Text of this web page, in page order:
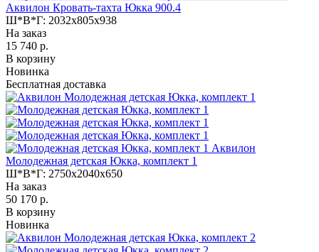
Аквилон Кровать-тахта Юкка 900.4
Ш*В*Г: 2032x805x938
На заказ
15 740 р.
В корзину
Новинка
Бесплатная доставка
Аквилон
Молодежная детская Юкка, комплект 1
Ш*В*Г: 2750x2040x650
На заказ
50 170 р.
В корзину
Новинка